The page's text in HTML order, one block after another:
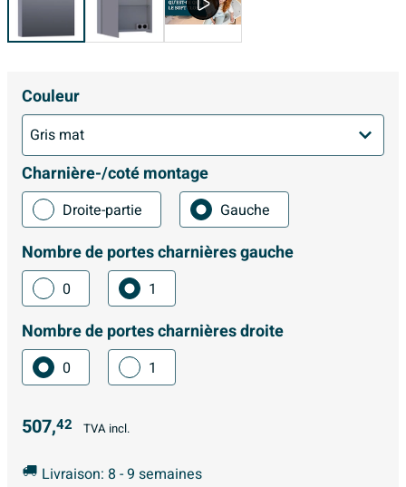
Couleur
Charnière-/coté montage
Droite-partie Gauche
Nombre de portes charnières gauche
0 1
Nombre de portes charnières droite
0 1
507,42 TVA incl.
Livraison: 8 - 9 semaines